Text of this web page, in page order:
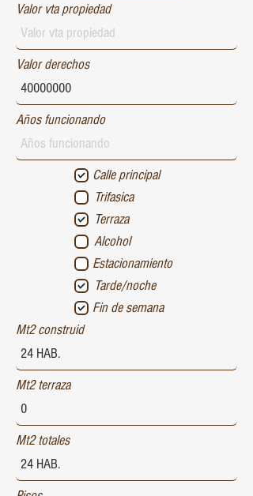
Valor vta propiedad
Valor derechos
Años funcionando
Calle principal
Trifasica
Terraza
Alcohol
Estacionamiento
Tarde/noche
Fin de semana
Mt2 construid
Mt2 terraza
Mt2 totales